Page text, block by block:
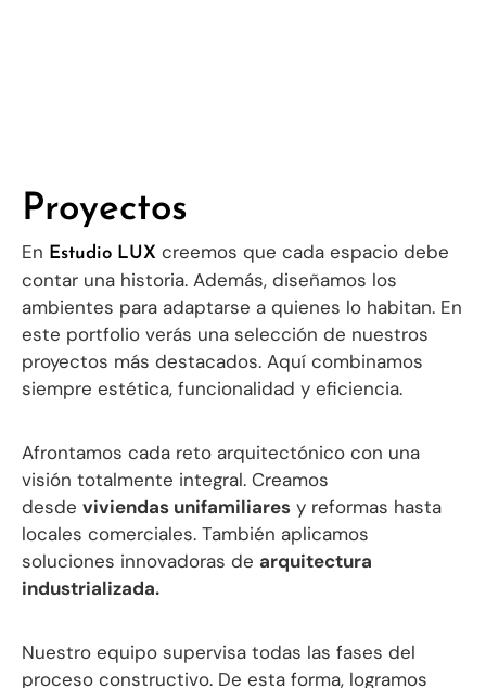
Proyectos
En Estudio LUX creemos que cada espacio debe
contar una historia. Además, diseñamos los
ambientes para adaptarse a quienes lo habitan. En
este portfolio verás una selección de nuestros
proyectos más destacados. Aquí combinamos
siempre estética, funcionalidad y eficiencia.
Afrontamos cada reto arquitectónico con una
visión totalmente integral. Creamos
desde viviendas unifamiliares y reformas hasta
locales comerciales. También aplicamos
soluciones innovadoras de arquitectura
industrializada.
Nuestro equipo supervisa todas las fases del
proceso constructivo. De esta forma, logramos